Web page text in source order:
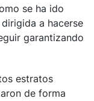
se ha ido
a hacerse
garantizando
estratos
de forma